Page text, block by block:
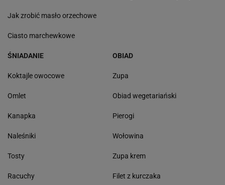
Jak zrobić masło orzechowe
Ciasto marchewkowe
ŚNIADANIE
Koktajle owocowe
Omlet
Kanapka
Naleśniki
Tosty
Racuchy
OBIAD
Zupa
Obiad wegetariański
Pierogi
Wołowina
Zupa krem
Filet z kurczaka